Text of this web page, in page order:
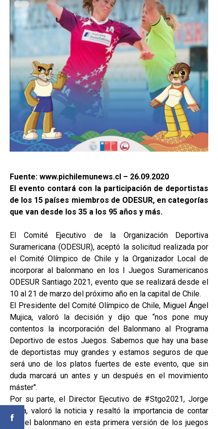
Fuente: www.pichilemunews.cl – 26.09.2020
El evento contará con la participación de deportistas
de los 15 países miembros de ODESUR, en categorías
que van desde los 35 a los 95 años y más.
El Comité Ejecutivo de la Organización Deportiva
Suramericana (ODESUR), aceptó la solicitud realizada por
el Comité Olímpico de Chile y la Organizador Local de
incorporar al balonmano en los I Juegos Suramericanos
ODESUR Santiago 2021, evento que se realizará desde el
10 al 21 de marzo del próximo año en la capital de Chile.
El Presidente del Comité Olímpico de Chile, Miguel Ángel
Mujica, valoró la decisión y dijo que “nos pone muy
contentos la incorporación del Balonmano al Programa
Deportivo de estos Juegos. Sabemos que hay una base
de deportistas muy grandes y estamos seguros de que
será uno de los platos fuertes de este evento, que sin
duda marcará un antes y un después en el movimiento
máster".
Por su parte, el Director Ejecutivo de #Stgo2021, Jorge
Silva, valoró la noticia y resaltó la importancia de contar
con el balonmano en esta primera versión de los juegos